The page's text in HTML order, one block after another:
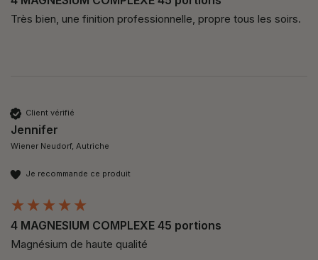
Très bien, une finition professionnelle, propre tous les soirs.
Client vérifié
Jennifer
Wiener Neudorf, Autriche
Je recommande ce produit
4 MAGNESIUM COMPLEXE 45 portions
Magnésium de haute qualité